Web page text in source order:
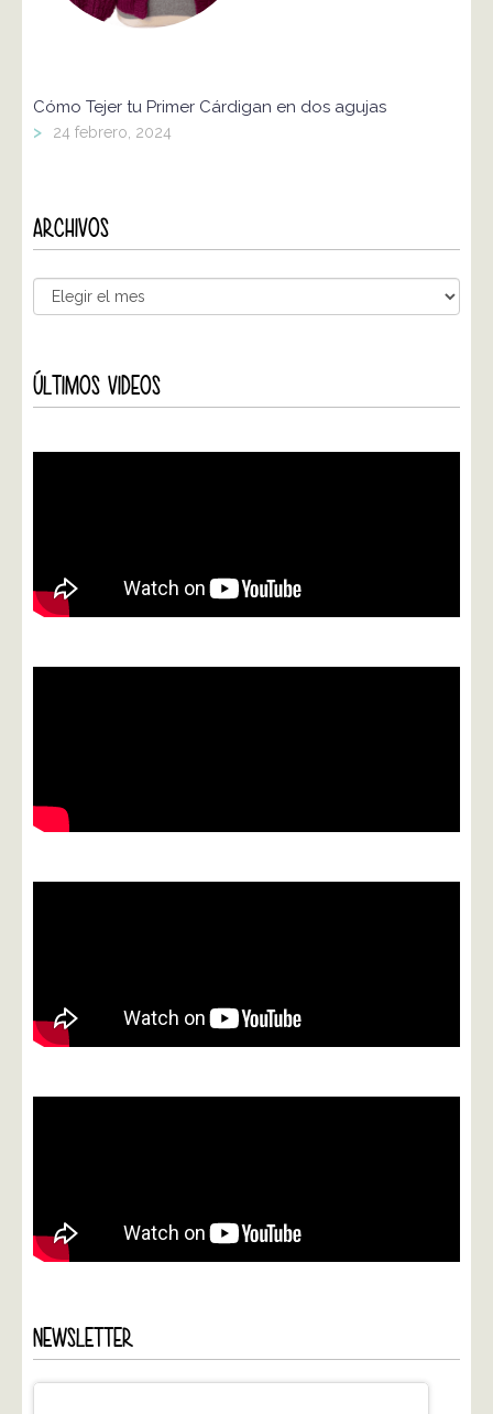
Cómo Tejer tu Primer Cárdigan en dos agujas
> 24 febrero, 2024
ARCHIVOS
ÚLTIMOS VIDEOS
NEWSLETTER